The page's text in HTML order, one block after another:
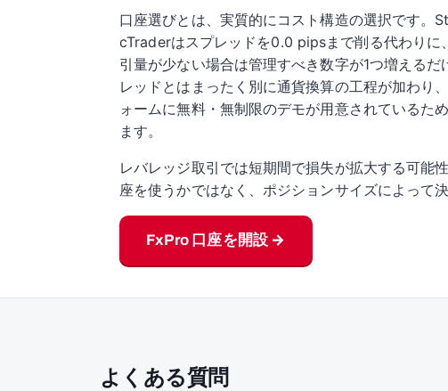
口座選びとは、実質的にコスト構造の選択です。
cTraderはスプレッドを0.0 pipsまで削る代わりに
引量が少ない場合は管理すべき数字が1つ増える
レッドとはまったく別に通貨換算の工程が加わり
ォームに無料・無制限のデモが用意されているた
ます。
レバレッジ取引では短期間で損失が拡大する可能
座を使うかではなく、ポジションサイズによって決
FxPro 口座を開設 →
よくある質問